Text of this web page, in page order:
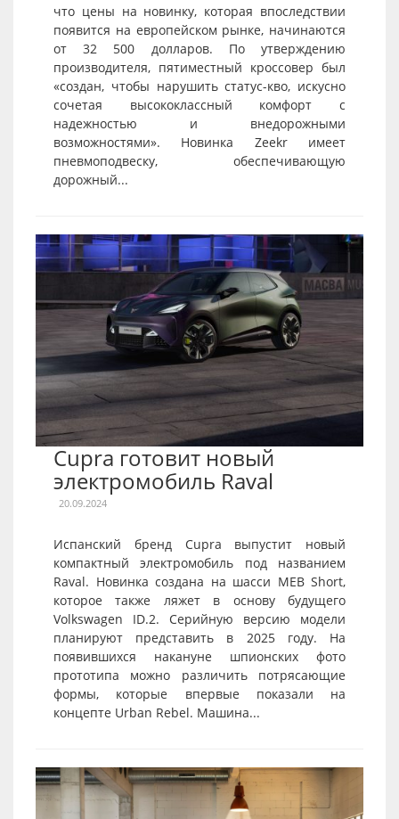
что цены на новинку, которая впоследствии
появится на европейском рынке, начинаются
от 32 500 долларов. По утверждению
производителя, пятиместный кроссовер был
«создан, чтобы нарушить статус-кво, искусно
сочетая высококлассный комфорт с
надежностью и внедорожными
возможностями». Новинка Zeekr имеет
пневмоподвеску, обеспечивающую
дорожный...
Cupra готовит новый
электромобиль Raval
20.09.2024
Испанский бренд Cupra выпустит новый
компактный электромобиль под названием
Raval. Новинка создана на шасси MEB Short,
которое также ляжет в основу будущего
Volkswagen ID.2. Серийную версию модели
планируют представить в 2025 году. На
появившихся накануне шпионских фото
прототипа можно различить потрясающие
формы, которые впервые показали на
концепте Urban Rebel. Машина...